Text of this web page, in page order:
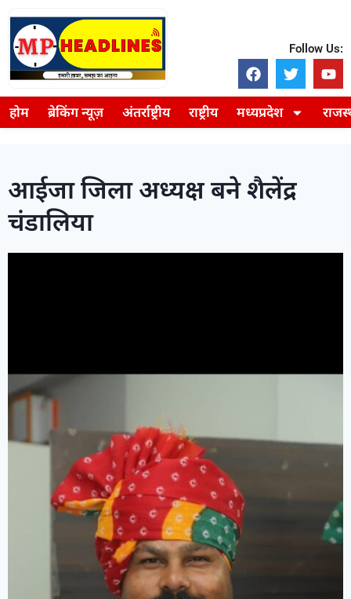
Follow Us:
होम ब्रेकिंग न्यूज़ अंतर्राष्ट्रीय राष्ट्रीय मध्यप्रदेश
आईजा जिला अध्यक्ष बने शैलेंद्र
चंडालिया